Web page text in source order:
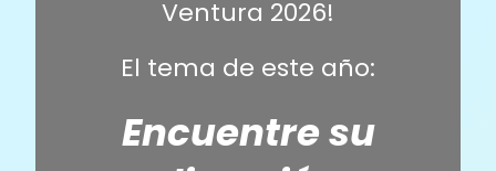
Ventura 2026!
El tema de este año:
Encuentre su